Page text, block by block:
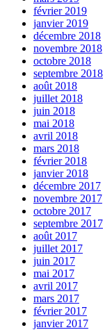
février 2019
janvier 2019
décembre 2018
novembre 2018
octobre 2018
septembre 2018
août 2018
juillet 2018
juin 2018
mai 2018
avril 2018
mars 2018
février 2018
janvier 2018
décembre 2017
novembre 2017
octobre 2017
septembre 2017
août 2017
juillet 2017
juin 2017
mai 2017
avril 2017
mars 2017
février 2017
janvier 2017